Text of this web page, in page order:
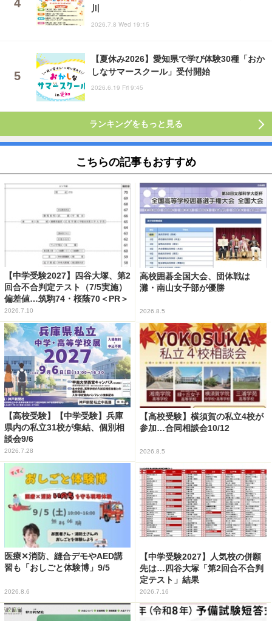
川
2026.7.8 Wed 19:15
【夏休み2026】愛知県で学び体験30種「おか
しなサマースクール」受付開始
2026.6.19 Fri 9:45
ランキングをもっと見る
こちらの記事もおすすめ
【中学受験2027】四谷大塚、第2
回合不合判定テスト（7/5実施）
偏差値…筑駒74・桜蔭70＜PR＞
2026.7.10
高校囲碁全国大会、団体戦は
灘・南山女子部が優勝
2026.8.5
【高校受験】【中学受験】兵庫
県内の私立31校が集結、個別相
談会9/6
2026.7.28
【高校受験】横須賀の私立4校が
参加…合同相談会10/12
2026.8.5
医療✕消防、縫合デモやAED講
習も「おしごと体験博」9/5
2026.8.6
【中学受験2027】人気校の併願
先は…四谷大塚「第2回合不合判
定テスト」結果
2026.7.16